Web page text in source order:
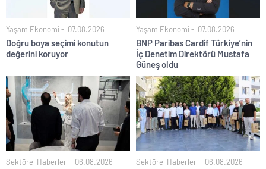
Yaşam Ekonomi 07.08.2026
Doğru boya seçimi konutun
değerini koruyor
Yaşam Ekonomi 07.08.2026
BNP Paribas Cardif Türkiye’nin
İç Denetim Direktörü Mustafa
Güneş oldu
Sektörel Haberler 06.08.2026 Sektörel Haberler 06.08.2026